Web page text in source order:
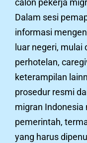
calon pekerja
Dalam sesi
informasi
luar negeri,
perhotelan,
keterampilan
prosedur resmi
migran Indonesia
pemerintah,
yang harus